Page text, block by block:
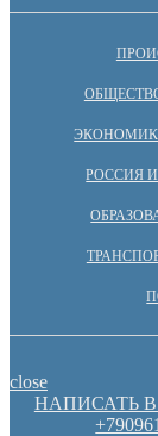
РОССИЯ
close
НАПИСАТЬ